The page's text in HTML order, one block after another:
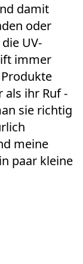
damit
oder
die UV-
immer
ihr Ruf -
sie richtig
meine
paar kleine